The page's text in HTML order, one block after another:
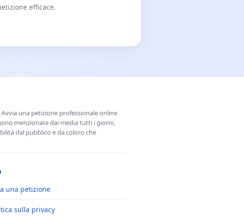
efficace.
una petizione professionale online
menzionate dai media tutti i giorni,
dal pubblico e da coloro che
una petizione
sulla privacy